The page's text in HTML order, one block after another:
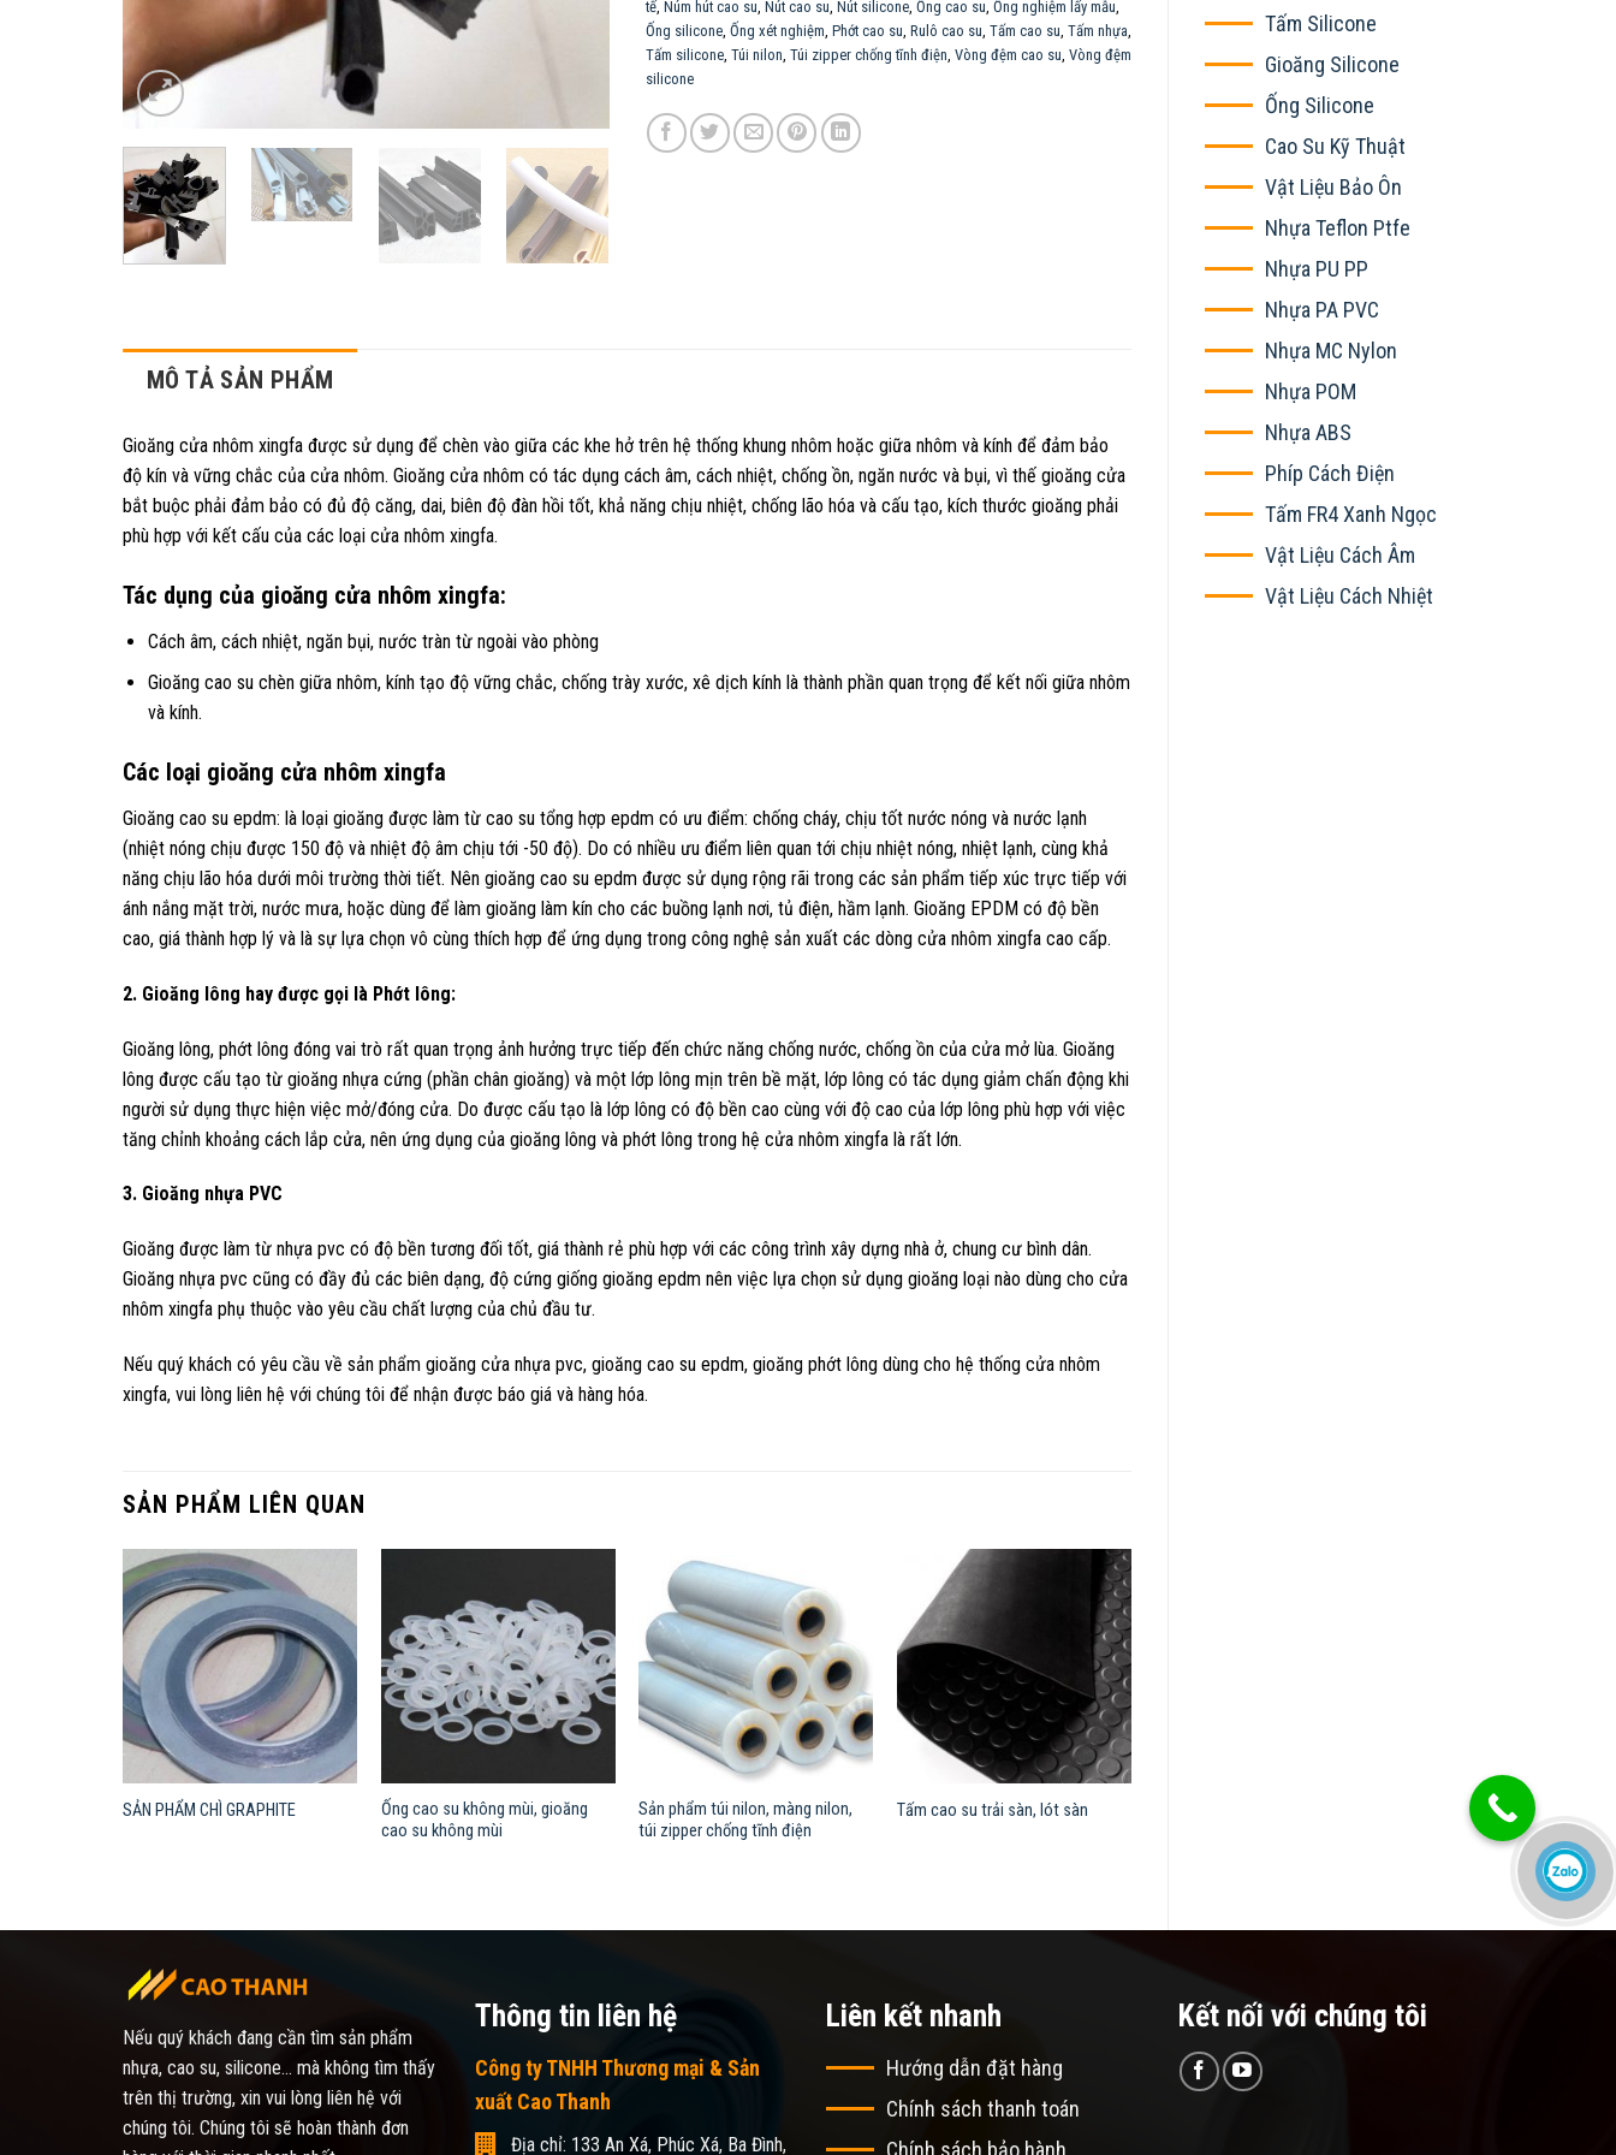
Tấm Silicone
Gioăng Silicone
Ống Silicone
Cao Su Kỹ Thuật
Vật Liệu Bảo Ôn
Nhựa Teflon Ptfe
Nhựa PU PP
Nhựa PA PVC
Nhựa MC Nylon
Nhựa POM
Nhựa ABS
Phíp Cách Điện
Tấm FR4 Xanh Ngọc
Vật Liệu Cách Âm
Vật Liệu Cách Nhiệt
tế, Núm hút cao su, Nút cao su, Nút silicone, Ống cao su, Ống nghiệm lấy mẫu,
Ống silicone, Ống xét nghiệm, Phớt cao su, Rulô cao su, Tấm cao su, Tấm nhựa,
Tấm silicone, Túi nilon, Túi zipper chống tĩnh điện, Vòng đệm cao su, Vòng đệm
silicone
MÔ TẢ SẢN PHẨM
Gioăng cửa nhôm xingfa được sử dụng để chèn vào giữa các khe hở trên hệ thống khung nhôm hoặc giữa nhôm và kính để đảm bảo
độ kín và vững chắc của cửa nhôm. Gioăng cửa nhôm có tác dụng cách âm, cách nhiệt, chống ồn, ngăn nước và bụi, vì thế gioăng cửa
bắt buộc phải đảm bảo có đủ độ căng, dai, biên độ đàn hồi tốt, khả năng chịu nhiệt, chống lão hóa và cấu tạo, kích thước gioăng phải
phù hợp với kết cấu của các loại cửa nhôm xingfa.
Tác dụng của gioăng cửa nhôm xingfa:
Cách âm, cách nhiệt, ngăn bụi, nước tràn từ ngoài vào phòng
Gioăng cao su chèn giữa nhôm, kính tạo độ vững chắc, chống trày xước, xê dịch kính là thành phần quan trọng để kết nối giữa nhôm
và kính.
Các loại gioăng cửa nhôm xingfa
Gioăng cao su epdm: là loại gioăng được làm từ cao su tổng hợp epdm có ưu điểm: chống cháy, chịu tốt nước nóng và nước lạnh
(nhiệt nóng chịu được 150 độ và nhiệt độ âm chịu tới -50 độ). Do có nhiều ưu điểm liên quan tới chịu nhiệt nóng, nhiệt lạnh, cùng khả
năng chịu lão hóa dưới môi trường thời tiết. Nên gioăng cao su epdm được sử dụng rộng rãi trong các sản phẩm tiếp xúc trực tiếp với
ánh nắng mặt trời, nước mưa, hoặc dùng để làm gioăng làm kín cho các buồng lạnh nơi, tủ điện, hầm lạnh. Gioăng EPDM có độ bền
cao, giá thành hợp lý và là sự lựa chọn vô cùng thích hợp để ứng dụng trong công nghệ sản xuất các dòng cửa nhôm xingfa cao cấp.
2. Gioăng lông hay được gọi là Phớt lông:
Gioăng lông, phớt lông đóng vai trò rất quan trọng ảnh hưởng trực tiếp đến chức năng chống nước, chống ồn của cửa mở lùa. Gioăng
lông được cấu tạo từ gioăng nhựa cứng (phần chân gioăng) và một lớp lông mịn trên bề mặt, lớp lông có tác dụng giảm chấn động khi
người sử dụng thực hiện việc mở/đóng cửa. Do được cấu tạo là lớp lông có độ bền cao cùng với độ cao của lớp lông phù hợp với việc
tăng chỉnh khoảng cách lắp cửa, nên ứng dụng của gioăng lông và phớt lông trong hệ cửa nhôm xingfa là rất lớn.
3. Gioăng nhựa PVC
Gioăng được làm từ nhựa pvc có độ bền tương đối tốt, giá thành rẻ phù hợp với các công trình xây dựng nhà ở, chung cư bình dân.
Gioăng nhựa pvc cũng có đầy đủ các biên dạng, độ cứng giống gioăng epdm nên việc lựa chọn sử dụng gioăng loại nào dùng cho cửa
nhôm xingfa phụ thuộc vào yêu cầu chất lượng của chủ đầu tư.
Nếu quý khách có yêu cầu về sản phẩm gioăng cửa nhựa pvc, gioăng cao su epdm, gioăng phớt lông dùng cho hệ thống cửa nhôm
xingfa, vui lòng liên hệ với chúng tôi để nhận được báo giá và hàng hóa.
SẢN PHẨM LIÊN QUAN
SẢN PHẨM CHÌ GRAPHITE
Ống cao su không mùi, gioăng
cao su không mùi
Sản phẩm túi nilon, màng nilon,
túi zipper chống tĩnh điện
Tấm cao su trải sàn, lót sàn
Nếu quý khách đang cần tìm sản phẩm
nhựa, cao su, silicone... mà không tìm thấy
trên thị trường, xin vui lòng liên hệ với
chúng tôi. Chúng tôi sẽ hoàn thành đơn
Thông tin liên hệ
Công ty TNHH Thương mại & Sản
xuất Cao Thanh
Địa chỉ: 133 An Xá, Phúc Xá, Ba Đình,
Liên kết nhanh
Hướng dẫn đặt hàng
Chính sách thanh toán
Chính sách bảo hành
Kết nối với chúng tôi